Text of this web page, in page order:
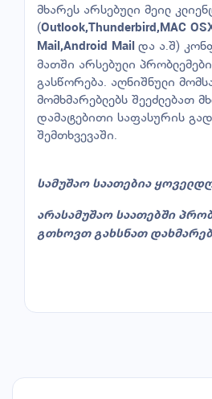
მხარეს არსებული მეილ
(Outlook,Thunderbird,MAC
Mail,Android Mail და ა.შ)
მათში არსებული
გასწორება. აღნიშნული
მომხმარებლებს შეეძლებათ
დამატებითი საფასურის
შემთხვევაში.
სამუშაო საათებია
არასამუშაო საათებში
გთხოვთ გახსნათ